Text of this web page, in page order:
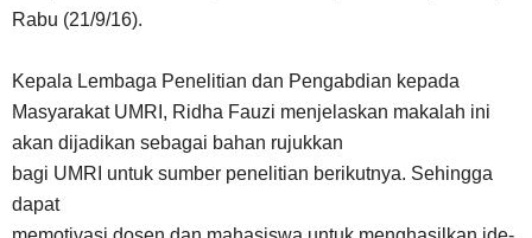
Rabu (21/9/16).
Kepala Lembaga Penelitian dan Pengabdian kepada
Masyarakat UMRI, Ridha Fauzi menjelaskan makalah ini
akan dijadikan sebagai bahan rujukkan
bagi UMRI untuk sumber penelitian berikutnya. Sehingga
dapat